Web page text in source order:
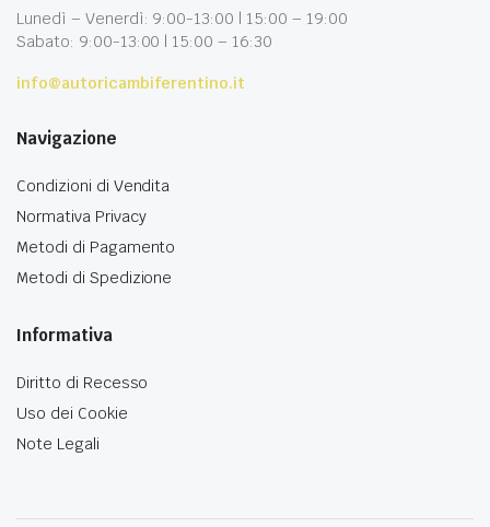
Lunedì – Venerdì: 9:00-13:00 | 15:00 – 19:00
Sabato: 9:00-13:00 | 15:00 – 16:30
info@autoricambiferentino.it
Navigazione
Condizioni di Vendita
Normativa Privacy
Metodi di Pagamento
Metodi di Spedizione
Informativa
Diritto di Recesso
Uso dei Cookie
Note Legali